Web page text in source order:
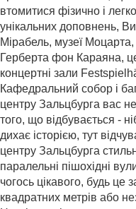
втомитися фізично і
унікальних доповнень,
Мірабель, музеї Моцарта,
Герберта фон Караяна,
концертні зали
Кафедральний собор і
центру Зальцбурга вас
того, що відбувається -
дихає історією, тут
центру Зальцбурга
паралельні пішохідні
чогось цікавого, будь
квадратних метрів або